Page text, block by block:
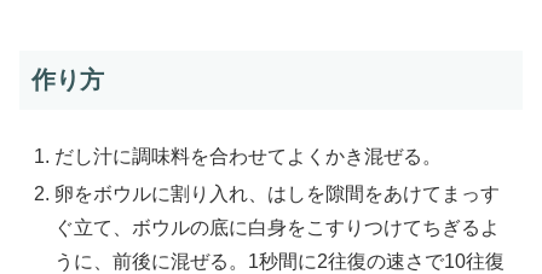
作り方
だし汁に調味料を合わせてよくかき混ぜる。
卵をボウルに割り入れ、はしを隙間をあけてまっす
ぐ立て、ボウルの底に白身をこすりつけてちぎるよ
うに、前後に混ぜる。1秒間に2往復の速さで10往復